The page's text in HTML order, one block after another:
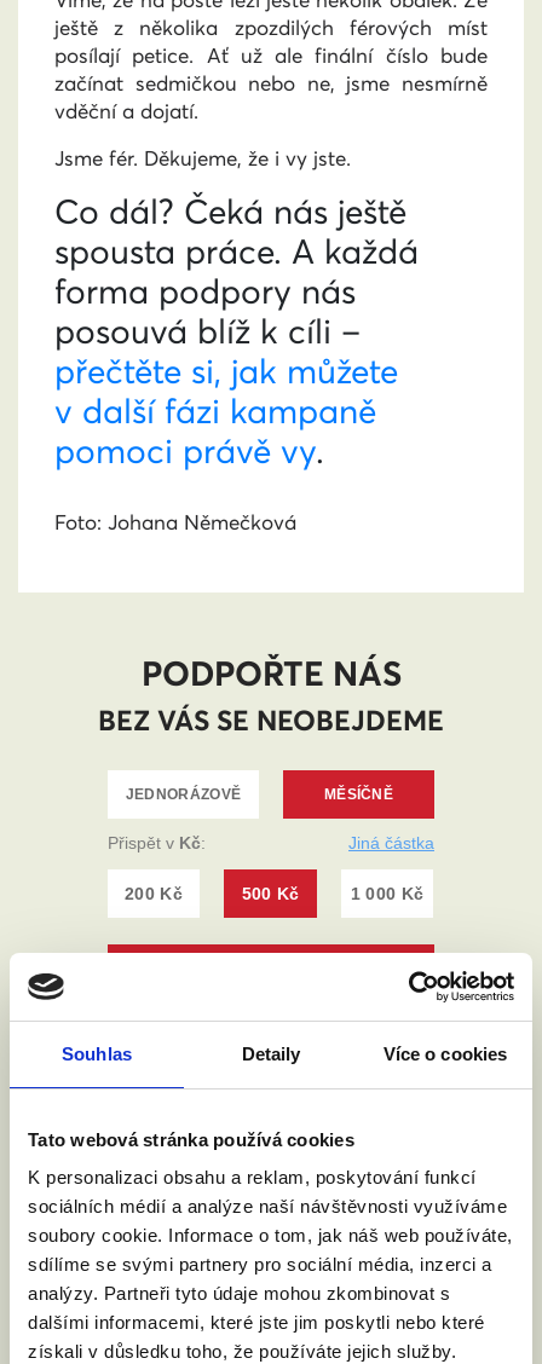
Souhlas Detaily Více o cookies
Tato webová stránka používá cookies
K personalizaci obsahu a reklam, poskytování funkcí
sociálních médií a analýze naší návštěvnosti využíváme
soubory cookie. Informace o tom, jak náš web používáte,
sdílíme se svými partnery pro sociální média, inzerci a
analýzy. Partneři tyto údaje mohou zkombinovat s
dalšími informacemi, které jste jim poskytli nebo které
získali v důsledku toho, že používáte jejich služby.
ještě z několika zpozdilých férových míst
posílají petice. Ať už ale finální číslo bude
začínat sedmičkou nebo ne, jsme nesmírně
vděční a dojatí.
Jsme fér. Děkujeme, že i vy jste.
Co dál? Čeká nás ještě
spousta práce. A každá
forma podpory nás
posouvá blíž k cíli –
přečtěte si, jak můžete
v další fázi kampaně
pomoci právě vy.
Foto: Johana Němečková
PODPOŘTE NÁS
BEZ VÁS SE NEOBEJDEME